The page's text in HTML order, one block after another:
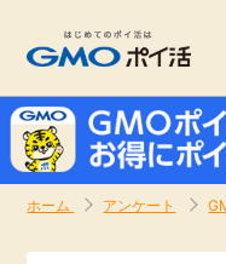
ホーム アンケート
サービスで探す
旅行・レン